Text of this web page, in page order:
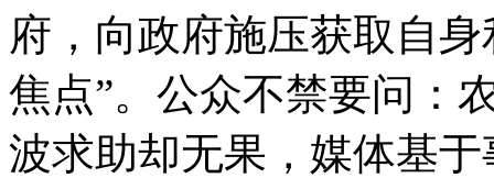
府，向政府施压获取自
焦点”。公众不禁要问：
波求助却无果，媒体基